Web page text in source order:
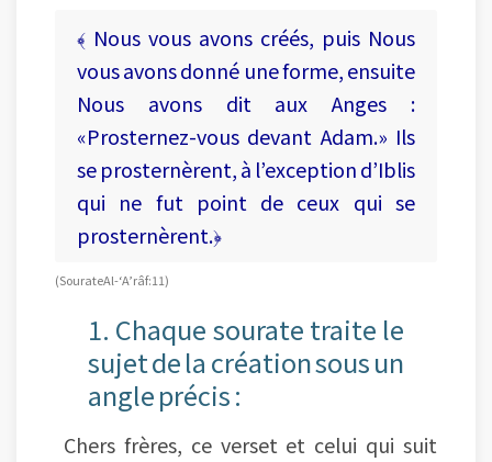
﴾ Nous vous avons créés, puis Nous
vous avons donné une forme, ensuite
Nous avons dit aux Anges :
«Prosternez-vous devant Adam.» Ils
se prosternèrent, à l’exception d’Iblis
qui ne fut point de ceux qui se
prosternèrent.﴿
(Sourate Al-‘A’râf : 11)
1. Chaque sourate traite le
sujet de la création sous un
angle précis :
Chers frères, ce verset et celui qui suit